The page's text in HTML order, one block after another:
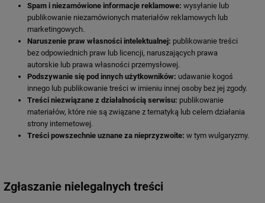
Spam i niezamówione informacje reklamowe: wysyłanie lub
publikowanie niezamówionych materiałów reklamowych lub
marketingowych.
Naruszenie praw własności intelektualnej: publikowanie treści
bez odpowiednich praw lub licencji, naruszających prawa
autorskie lub prawa własności przemysłowej.
Podszywanie się pod innych użytkowników: udawanie kogoś
innego lub publikowanie treści w imieniu innej osoby bez jej zgody.
Treści niezwiązane z działalnością serwisu: publikowanie
materiałów, które nie są związane z tematyką lub celem działania
strony internetowej.
Treści powszechnie uznane za nieprzyzwoite: w tym wulgaryzmy.
Zgłaszanie nielegalnych treści